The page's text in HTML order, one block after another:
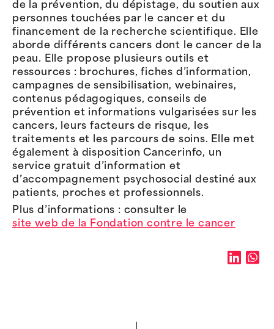
de la prévention, du dépistage, du soutien aux
personnes touchées par le cancer et du
financement de la recherche scientifique. Elle
aborde différents cancers dont le cancer de la
peau. Elle propose plusieurs outils et
ressources : brochures, fiches d’information,
campagnes de sensibilisation, webinaires,
contenus pédagogiques, conseils de
prévention et informations vulgarisées sur les
cancers, leurs facteurs de risque, les
traitements et les parcours de soins. Elle met
également à disposition Cancerinfo, un
service gratuit d’information et
d’accompagnement psychosocial destiné aux
patients, proches et professionnels.
Plus d’informations : consulter le
site web de la Fondation contre le cancer